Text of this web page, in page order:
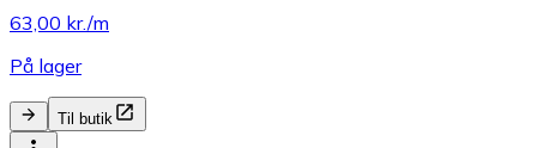
63,00 kr./m
På lager
Til butik